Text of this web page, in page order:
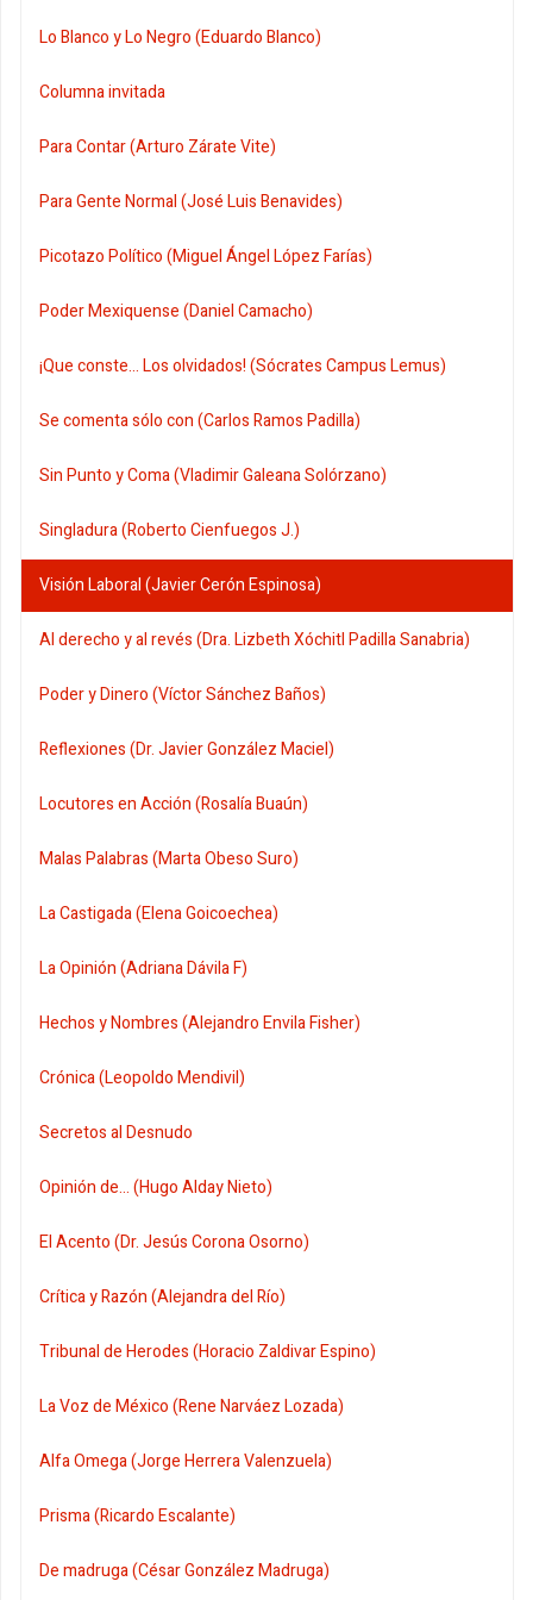
Lo Blanco y Lo Negro (Eduardo Blanco)
Columna invitada
Para Contar (Arturo Zárate Vite)
Para Gente Normal (José Luis Benavides)
Picotazo Político (Miguel Ángel López Farías)
Poder Mexiquense (Daniel Camacho)
¡Que conste... Los olvidados! (Sócrates Campus Lemus)
Se comenta sólo con (Carlos Ramos Padilla)
Sin Punto y Coma (Vladimir Galeana Solórzano)
Singladura (Roberto Cienfuegos J.)
Visión Laboral (Javier Cerón Espinosa)
Al derecho y al revés (Dra. Lizbeth Xóchitl Padilla Sanabria)
Poder y Dinero (Víctor Sánchez Baños)
Reflexiones (Dr. Javier González Maciel)
Locutores en Acción (Rosalía Buaún)
Malas Palabras (Marta Obeso Suro)
La Castigada (Elena Goicoechea)
La Opinión (Adriana Dávila F)
Hechos y Nombres (Alejandro Envila Fisher)
Crónica (Leopoldo Mendivil)
Secretos al Desnudo
Opinión de... (Hugo Alday Nieto)
El Acento (Dr. Jesús Corona Osorno)
Crítica y Razón (Alejandra del Río)
Tribunal de Herodes (Horacio Zaldivar Espino)
La Voz de México (Rene Narváez Lozada)
Alfa Omega (Jorge Herrera Valenzuela)
Prisma (Ricardo Escalante)
De madruga (César González Madruga)